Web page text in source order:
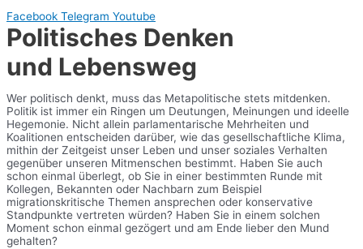
Facebook Telegram Youtube
Politisches Denken
und Lebensweg
Wer politisch denkt, muss das Metapolitische stets mitdenken.
Politik ist immer ein Ringen um Deutungen, Meinungen und ideelle
Hegemonie. Nicht allein parlamentarische Mehrheiten und
Koalitionen entscheiden darüber, wie das gesellschaftliche Klima,
mithin der Zeitgeist unser Leben und unser soziales Verhalten
gegenüber unseren Mitmenschen bestimmt. Haben Sie auch
schon einmal überlegt, ob Sie in einer bestimmten Runde mit
Kollegen, Bekannten oder Nachbarn zum Beispiel
migrationskritische Themen ansprechen oder konservative
Standpunkte vertreten würden? Haben Sie in einem solchen
Moment schon einmal gezögert und am Ende lieber den Mund
gehalten?